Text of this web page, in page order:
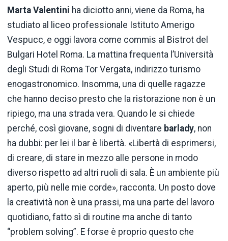
Marta Valentini ha diciotto anni, viene da Roma, ha
studiato al liceo professionale Istituto Amerigo
Vespucc, e oggi lavora come commis al Bistrot del
Bulgari Hotel Roma. La mattina frequenta l’Università
degli Studi di Roma Tor Vergata, indirizzo turismo
enogastronomico. Insomma, una di quelle ragazze
che hanno deciso presto che la ristorazione non è un
ripiego, ma una strada vera. Quando le si chiede
perché, così giovane, sogni di diventare barlady, non
ha dubbi: per lei il bar è libertà. «Libertà di esprimersi,
di creare, di stare in mezzo alle persone in modo
diverso rispetto ad altri ruoli di sala. È un ambiente più
aperto, più nelle mie corde», racconta. Un posto dove
la creatività non è una prassi, ma una parte del
lavoro
quotidiano, fatto sì di routine ma anche di tanto
“problem solving”. E forse è proprio questo che